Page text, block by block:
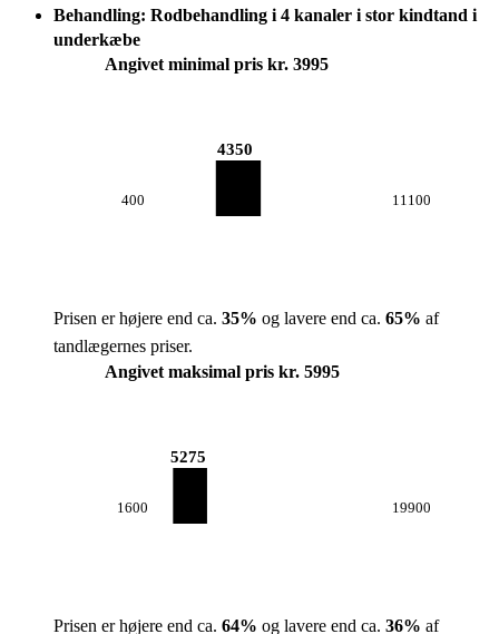
Behandling: Rodbehandling i 4 kanaler i stor kindtand i
underkæbe
Angivet minimal pris kr. 3995
400
4350
11100
Prisen er højere end ca. 35% og lavere end ca. 65% af
tandlægernes priser.
Angivet maksimal pris kr. 5995
1600
5275
19900
Prisen er højere end ca. 64% og lavere end ca. 36% af